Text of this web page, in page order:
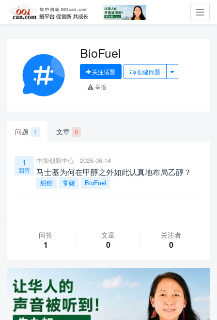
BioFuel
关注话题
创建问题
举报
问题 1 文章 0
1
回答
中加创新中心 2026-06-14
马士基为何在甲醇之外如此认真地布局乙醇？
船舶 零碳 BioFuel
问答
1
文章
0
关注者
0